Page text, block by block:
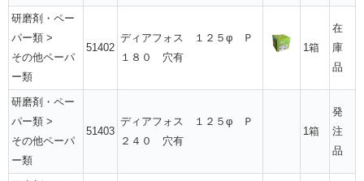
研磨剤・ペー
パー類 >
その他ペーパ
ー類
51402
ディアフォス １２５φ Ｐ
１８０ 穴有
1箱
在
庫
品
研磨剤・ペー
パー類 >
その他ペーパ
ー類
51403
ディアフォス １２５φ Ｐ
２４０ 穴有
1箱
発
注
品